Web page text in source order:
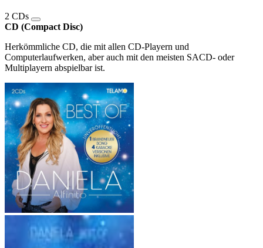
2 CDs
CD (Compact Disc)
Herkömmliche CD, die mit allen CD-Playern und
Computerlaufwerken, aber auch mit den meisten SACD- oder
Multiplayern abspielbar ist.